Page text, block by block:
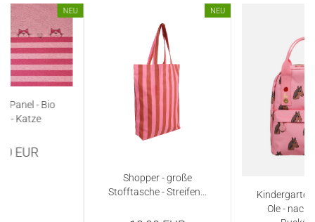
NEU
- Panel - Bio
- Katze
EUR
NEU
Shopper - große
Stofftasche - Streifen...
Ole -